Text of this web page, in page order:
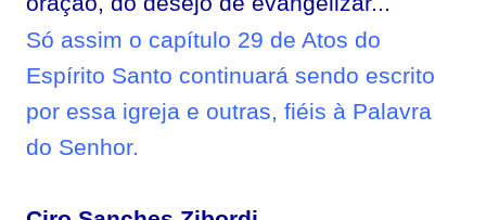
Só assim o capítulo 29 de Atos do
Espírito Santo continuará sendo escrito
por essa igreja e outras, fiéis à Palavra
do Senhor.